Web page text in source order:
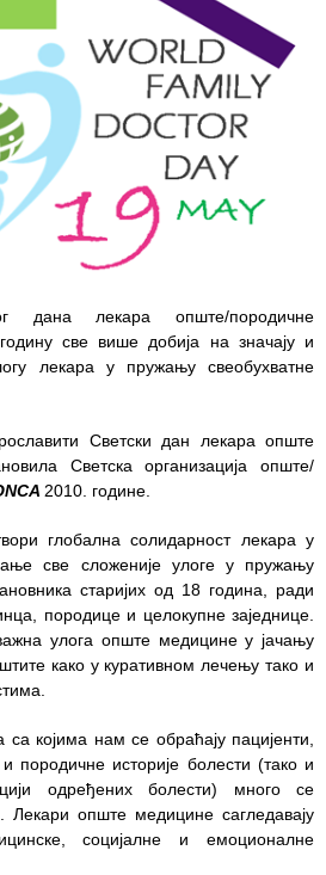
дана лекара опште/породичне
све више добија на значају и
лекара у пружању свеобухватне
Светски дан лекара опште
Светска организација опште/
2010. године.
глобална солидарност лекара у
све сложеније улоге у пружању
старијих од 18 година, ради
породице и целокупне заједнице.
улога опште медицине у јачању
како у куративном лечењу тако и
којима нам се обраћају пацијенти,
породичне историје болести (тако и
одређених болести) много се
Лекари опште медицине сагледавају
социјалне и емоционалне